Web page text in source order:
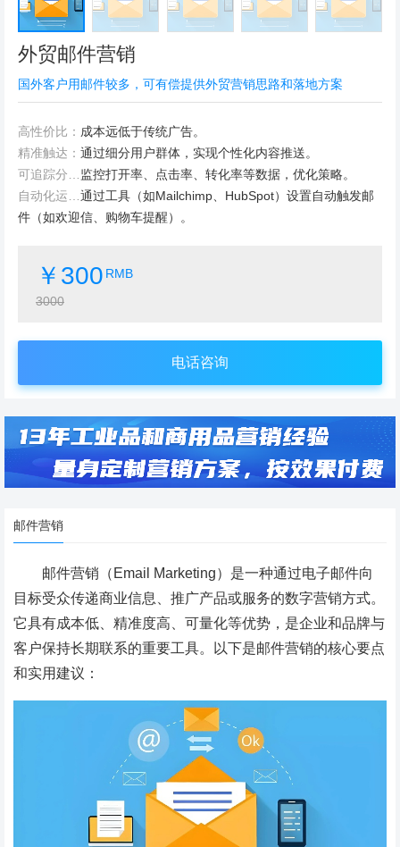
外贸邮件营销
国外客户用邮件较多，可有偿提供外贸营销思路和落地方案
高性价比： 成本远低于传统广告。
精准触达： 通过细分用户群体，实现个性化内容推送。
监控打开率、点击率、转化率等数据，优化策略。
通过工具（如Mailchimp、HubSpot）设置自动触发邮
件（如欢迎信、购物车提醒）。
￥300 RMB
3000
电话咨询
邮件营销
邮件营销（Email Marketing）是一种通过电子邮件向
目标受众传递商业信息、推广产品或服务的数字营销方式。
它具有成本低、精准度高、可量化等优势，是企业和品牌与
客户保持长期联系的重要工具。以下是邮件营销的核心要点
和实用建议：